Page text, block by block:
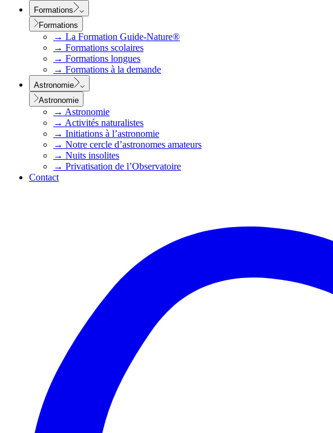
Formations
Formations
→ La Formation Guide-Nature®
→ Formations scolaires
→ Formations longues
→ Formations à la demande
Astronomie
Astronomie
→ Astronomie
→ Activités naturalistes
→ Initiations à l’astronomie
→ Notre cercle d’astronomes amateurs
→ Nuits insolites
→ Privatisation de l’Observatoire
Contact